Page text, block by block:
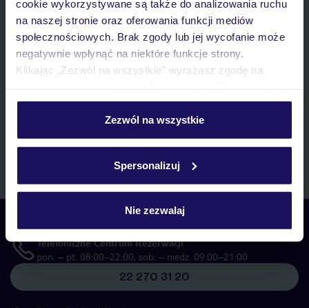
cookie wykorzystywane są także do analizowania ruchu
na naszej stronie oraz oferowania funkcji mediów
społecznościowych. Brak zgody lub jej wycofanie może
negatywnie wpłynąć na niektóre funkcje strony.
Klikając „Zezwól na wszystkie” wyrażasz zgodę na
personalizować swój wybór wchodząc w zakładkę
Szczegółowe informacje o plikach cookie znajdziesz
Zezwól na wszystkie
Spersonalizuj
Nie zezwalaj
E-MAIL*
Wyrażam zgodę na przetwarzanie danych osobowych przez TUI
marketingowych, w zakresie oraz celu wskazanym w„Informacji o
przetwarzaniu danych osobowych”, poprzez elektroniczną formę
systemów wywołujących.
Zapisz się
Skontaktuj się z nami
Telefoniczne Centrum Rezerwacji
pon. – pt. 08:00–22:00, sob. – niedz. 09:00–21:00
22 270 31 20